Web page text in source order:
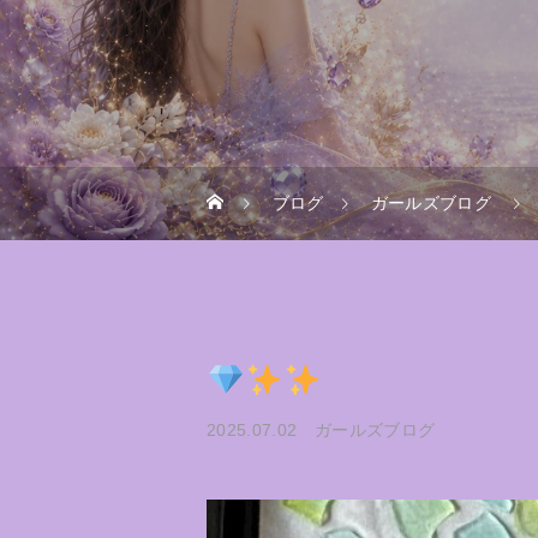
ブログ ガールズブログ
2025.07.02 ガールズブログ